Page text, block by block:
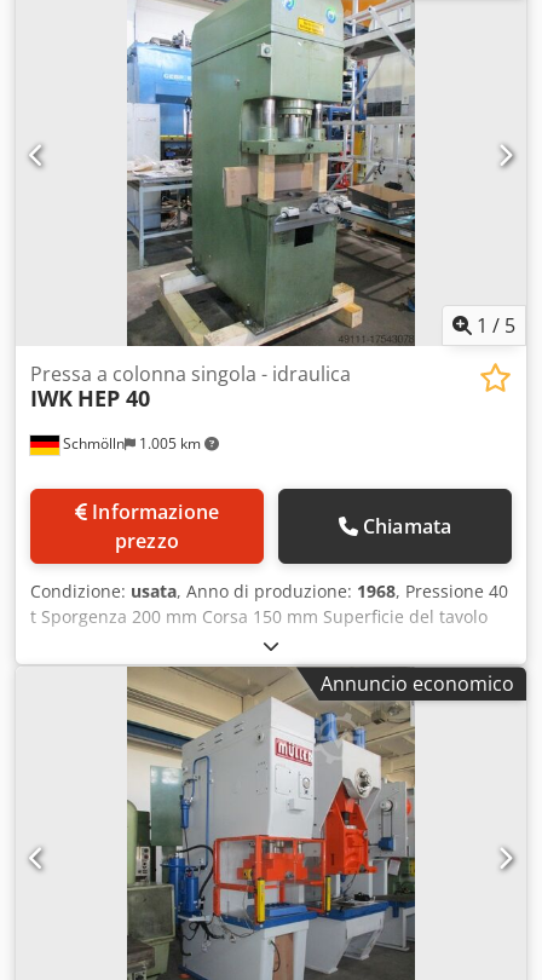
1.250 mm , distanza dalla tavola alla ram:
lunghezza totale:2.300 mm, larghezza totale:1.400 mm
altezza totale:3.000 mm , peso complessivo: 7 kg
65 tonnellate Corsa regolabile: 200 mm Djdoyz Sgxspfx Ai
Eock Dimensioni tavola superiore e inferiore: 1250 x 600
mm Cava longitudinale in aggiunta a quelle trasversali, per
il montaggio di un utensile di piegatura. Capacità di
piegatura indicativa a potenza massima: 10 mm su 1000
mm (utensile non fornito) Luce tavola/ slitta aperta: 650
mm Luce tavola/ slitta chiusa: 445 mm Collo di cigno: 500
mm Dimensioni della macchina: 2300 x 1400 x 3000 mm
1 / 5
Schmölln 1.005 km
Pressa a colonna singola - idraulica
IWK HEP 40
prezzo
Chiamata
Condizione: usata, Anno di produzione: 1968, Pressione 40
t Sporgenza 200 mm Corsa 150 mm Superficie del tavolo
600 x 300 mm Apertura di passaggio nella tavola diam. 140
mm Superficie del pistone 600 x 300 mm Altezza di
installazione circa 325 mm Potenza totale richiesta kW
Peso della macchina circa t Spazio richiesto circa m 2
colonne di guida 2 scanalature parallele nello slittone e
nella tavola, in senso trasversale Dodpfx Asu Dn Shoi Eeck
Annuncio economico